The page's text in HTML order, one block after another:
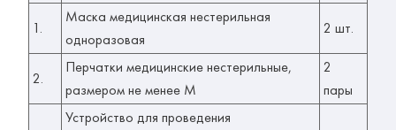
1.
Маска медицинская нестерильная
одноразовая
2 шт.
2.
Перчатки медицинские нестерильные,
размером не менее М
2
пары
Устройство для проведения